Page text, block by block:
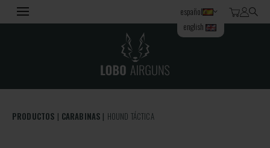
español
english
PRODUCTOS CARABINAS HOUND TÁCTICA